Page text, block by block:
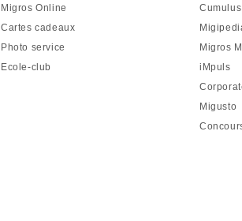
Migros Online
Cartes cadeaux
Photo service
Ecole-club
Cumulus
Migros
iMpuls
Migusto